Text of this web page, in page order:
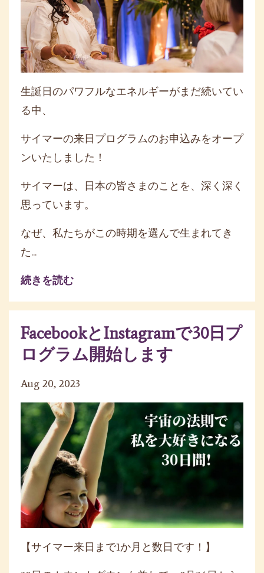
生誕日のパワフルなエネルギーがまだ続いてい
る中、
サイマーの来日プログラムのお申込みをオープ
ンいたしました！
サイマーは、日本の皆さまのことを、深く深く
思っています。
なぜ、私たちがこの時期を選んで生まれてき
た...
続きを読む
FacebookとInstagramで30日プ
ログラム開始します
Aug 20, 2023
【サイマー来日まで1か月と数日です！】